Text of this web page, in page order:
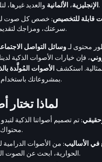
الإنجليزية، الألمانية
والعديد غيرها، لتلبية جماهير عالمية.
قابلة للتخصيص: خصص كل صوت
سرعتك، ومزاجك لتقديم محتوى أكثر جذبًا.
محتوى لـوسائل التواصل
، فإن خيارات الأصوات الذكية
استكشف الأصوات المُولَّدة
بمشروعاتك باستخدام التقنية المتطورة اليوم.
لماذا تختار
: تم تصميم أصواتنا الذكية
محتواك أكثر صلة وجاذبية.
في الأساليب: من الأصوات الدرامية
الحوارية، ابحث عن الصوت المثالي لأي سيناريو.